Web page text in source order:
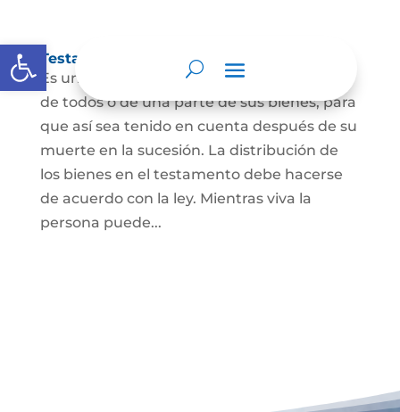
Abrir barra de herramientas
Testamento
Es un acto por el cual una persona dispone
de todos o de una parte de sus bienes, para
que así sea tenido en cuenta después de su
muerte en la sucesión. La distribución de
los bienes en el testamento debe hacerse
de acuerdo con la ley. Mientras viva la
persona puede...